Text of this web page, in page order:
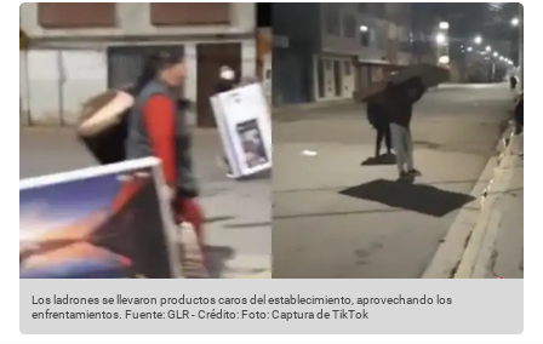
Los ladrones se llevaron productos caros del establecimiento, aprovechando los
enfrentamientos. Fuente: GLR-Crédito: Foto: Captura de TikTok